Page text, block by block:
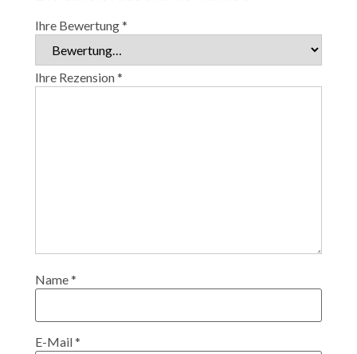
Ihre Bewertung*
Ihre Rezension*
Name*
E-Mail*